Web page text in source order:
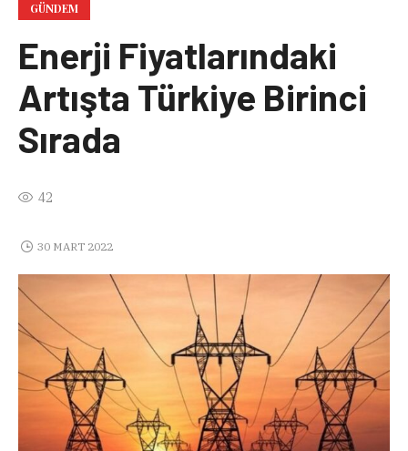
GÜNDEM
Enerji Fiyatlarındaki
Artışta Türkiye Birinci
Sırada
42
30 MART 2022